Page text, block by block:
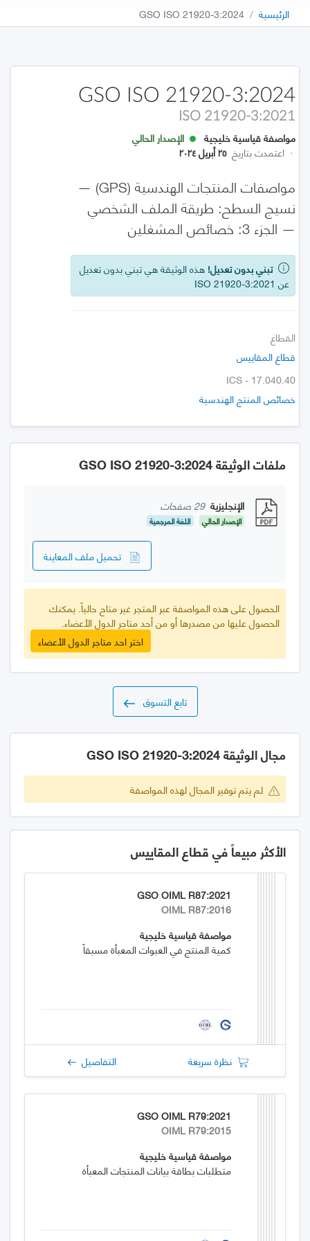
الرئيسية GSO ISO 21920-3:2024
GSO ISO 21920-3:2024
ISO 21920-3:2021
مواصفة قياسية خليجية
الإصدار الحالي
· اعتمدت بتاريخ ٢٥ أبريل ٢٠٢٤
مواصفات المنتجات الهندسية (GPS) —
نسيج السطح: طريقة الملف الشخصي
— الجزء 3: خصائص المشغلين
تبني بدون تعديل! هذه الوثيقة هي تبني بدون تعديل
عن ISO 21920-3:2021
القطاع
قطاع المقاييس
ICS - 17.040.40
خصائص المنتج الهندسية
ملفات الوثيقة GSO ISO 21920-3:2024
الإنجليزية 29 صفحات
الإصدار الحالي اللغة المرجعية
تحميل ملف المعاينة
الحصول على هذه المواصفة عبر المتجر غير متاح حالياً. يمكنك
الحصول عليها من مصدرها أو من أحد متاجر الدول الأعضاء.
اختر احد متاجر الدول الأعضاء
تابع التسوق
مجال الوثيقة GSO ISO 21920-3:2024
لم يتم توفير المجال لهذه المواصفة
الأكثر مبيعاً في قطاع المقاييس
GSO OIML R87:2021
OIML R87:2016
مواصفة قياسية خليجية
كمية المنتج في العبوات المعبأة مسبقاً
نظرة سريعة التفاصيل
GSO OIML R79:2021
OIML R79:2015
مواصفة قياسية خليجية
متطلبات بطاقة بيانات المنتجات المعبأة